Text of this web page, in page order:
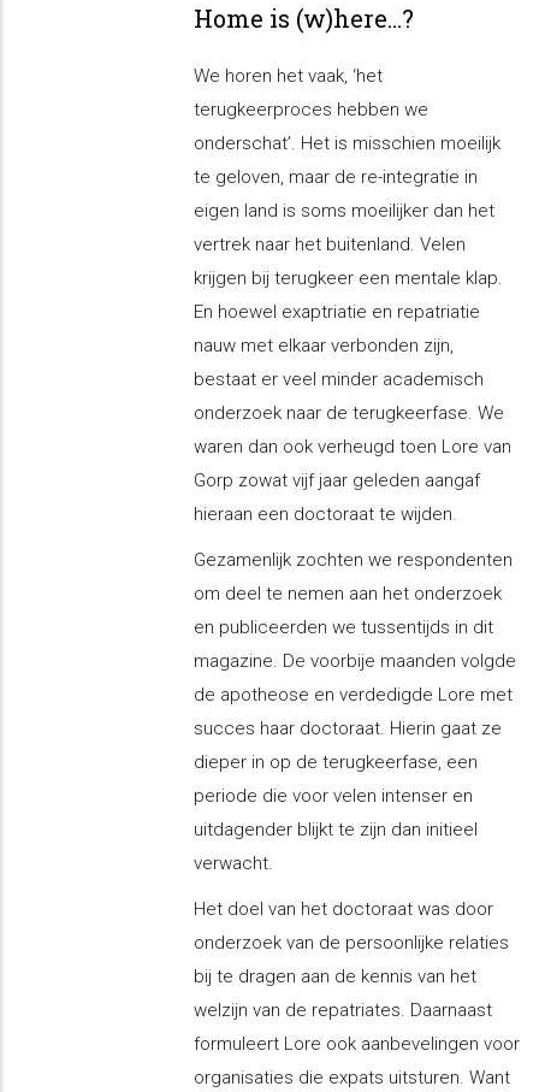
Home is (w)here…?
We horen het vaak, ‘het
terugkeerproces hebben we
onderschat’. Het is misschien moeilijk
te geloven, maar de re-integratie in
eigen land is soms moeilijker dan het
vertrek naar het buitenland. Velen
krijgen bij terugkeer een mentale klap.
En hoewel exaptriatie en repatriatie
nauw met elkaar verbonden zijn,
bestaat er veel minder academisch
onderzoek naar de terugkeerfase. We
waren dan ook verheugd toen Lore van
Gorp zowat vijf jaar geleden aangaf
hieraan een doctoraat te wijden.
Gezamenlijk zochten we respondenten
om deel te nemen aan het onderzoek
en publiceerden we tussentijds in dit
magazine. De voorbije maanden volgde
de apotheose en verdedigde Lore met
succes haar doctoraat. Hierin gaat ze
dieper in op de terugkeerfase, een
periode die voor velen intenser en
uitdagender blijkt te zijn dan initieel
verwacht.
Het doel van het doctoraat was door
onderzoek van de persoonlijke relaties
bij te dragen aan de kennis van het
welzijn van de repatriates. Daarnaast
formuleert Lore ook aanbevelingen voor
organisaties die expats uitsturen. Want